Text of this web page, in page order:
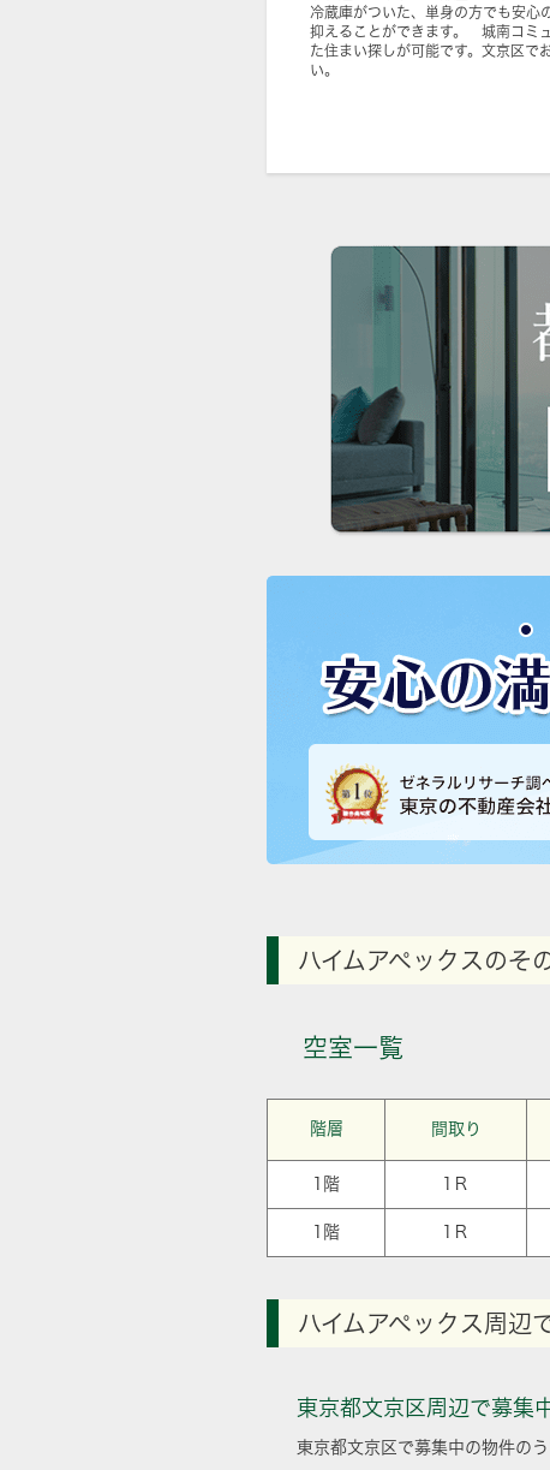
冷蔵庫がついた、単身の方でも安心
抑えることができます。 城南コミ
た住まい探しが可能です。文京区で
い。
ハイムアペックスのそ
空室一覧
階層 間取り
1階 1Ｒ
1階 1Ｒ
ハイムアペックス周辺
東京都文京区周辺で募集
東京都文京区で募集中の物件の